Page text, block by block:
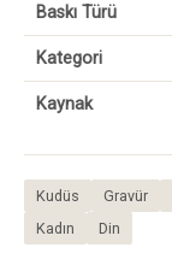
Baskı Türü
Kategori
Kaynak
Kudüs Gravür
Kadın
Din